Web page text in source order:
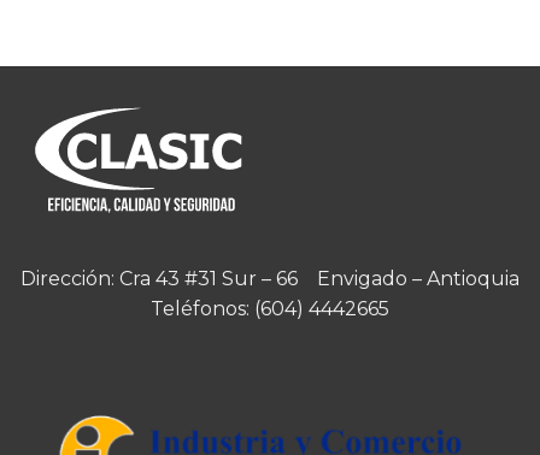
Dirección: Cra 43 #31 Sur – 66 Envigado – Antioquia
Teléfonos: (604) 4442665